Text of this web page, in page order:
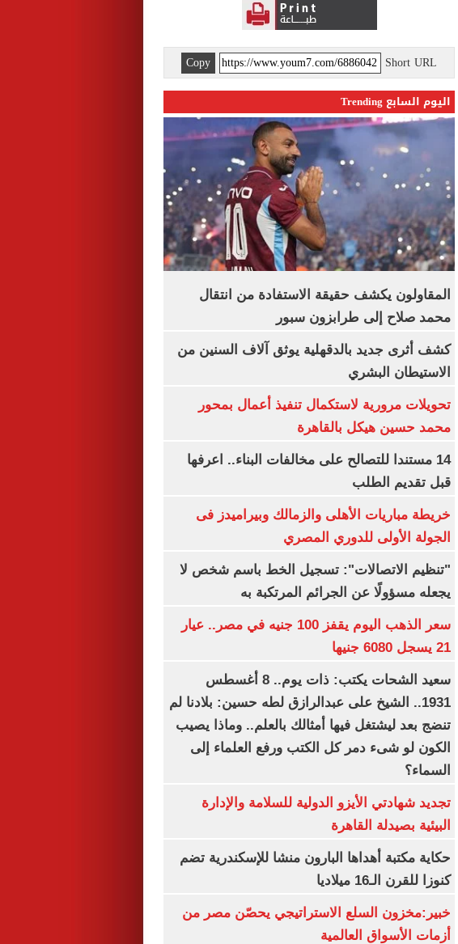
Short URL
Copy
اليوم السابع Trending
المقاولون يكشف حقيقة الاستفادة من انتقال
محمد صلاح إلى طرابزون سبور
كشف أثرى جديد بالدقهلية يوثق آلاف السنين من
الاستيطان البشري
تحويلات مرورية لاستكمال تنفيذ أعمال بمحور
محمد حسين هيكل بالقاهرة
14 مستندا للتصالح على مخالفات البناء.. اعرفها
قبل تقديم الطلب
خريطة مباريات الأهلى والزمالك وبيراميدز فى
الجولة الأولى للدوري المصري
"تنظيم الاتصالات": تسجيل الخط باسم شخص لا
يجعله مسؤولًا عن الجرائم المرتكبة به
سعر الذهب اليوم يقفز 100 جنيه في مصر.. عيار
21 يسجل 6080 جنيها
سعيد الشحات يكتب: ذات يوم.. 8 أغسطس
1931.. الشيخ على عبدالرازق لطه حسين: بلادنا لم
تنضج بعد ليشتغل فيها أمثالك بالعلم.. وماذا يصيب
الكون لو شىء دمر كل الكتب ورفع العلماء إلى
السماء؟
تجديد شهادتي الأيزو الدولية للسلامة والإدارة
البيئية بصيدلة القاهرة
حكاية مكتبة أهداها البارون منشا للإسكندرية تضم
كنوزا للقرن الـ16 ميلاديا
خبير:مخزون السلع الاستراتيجي يحصّن مصر من
أزمات الأسواق العالمية